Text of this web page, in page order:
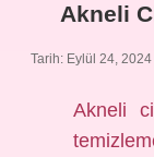
Akneli
Tarih: Eylül 24, 2024
Akneli